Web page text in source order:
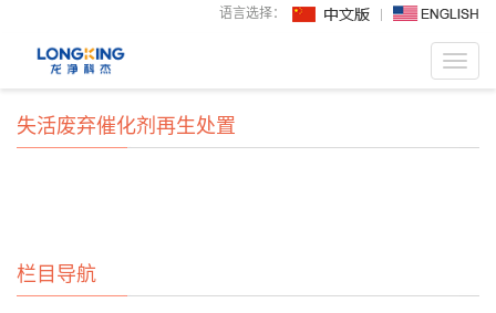
语言选择：
失活废弃催化剂再生处置
栏目导航